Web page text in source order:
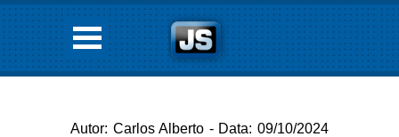
Autor: Carlos Alberto - Data: 09/10/2024